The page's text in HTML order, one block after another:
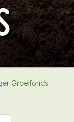
Groeifonds